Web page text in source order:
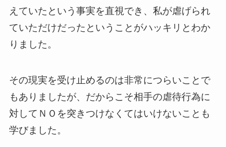
えていたという事実を直視でき、私が虐げられ
ていただけだったということがハッキリとわか
りました。
その現実を受け止めるのは非常につらいことで
もありましたが、だからこそ相手の虐待行為に
対してＮＯを突きつけなくてはいけないことも
学びました。